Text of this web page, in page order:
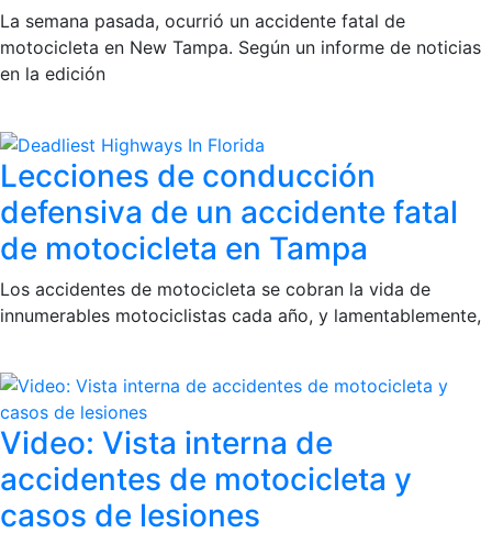
La semana pasada, ocurrió un accidente fatal de
motocicleta en New Tampa. Según un informe de noticias
en la edición
Lecciones de conducción
defensiva de un accidente fatal
de motocicleta en Tampa
Los accidentes de motocicleta se cobran la vida de
innumerables motociclistas cada año, y lamentablemente,
Video: Vista interna de
accidentes de motocicleta y
casos de lesiones